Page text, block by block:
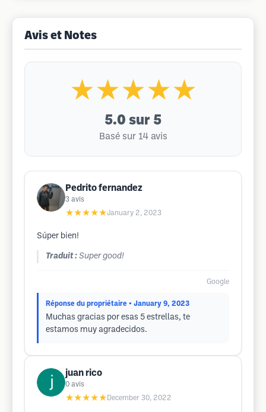
Avis et Notes
★★★★★
5.0 sur 5
Basé sur 14 avis
Pedrito fernandez
3 avis
★★★★★January 2, 2023
Súper bien!
Traduit : Super good!
Google
Réponse du propriétaire • January 9, 2023
Muchas gracias por esas 5 estrellas, te
estamos muy agradecidos.
juan rico
0 avis
★★★★★ December 30, 2022